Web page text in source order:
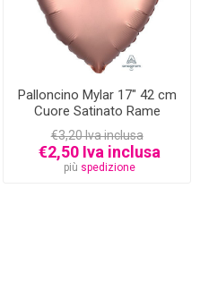
Palloncino Mylar 17" 42 cm
Cuore Satinato Rame
€3,20 Iva inclusa
€2,50 Iva inclusa
più spedizione